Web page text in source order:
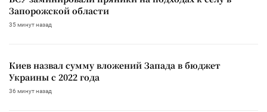
Запорожской области
35 минут назад
Киев назвал сумму вложений Запада в бюджет
Украины с 2022 года
36 минут назад